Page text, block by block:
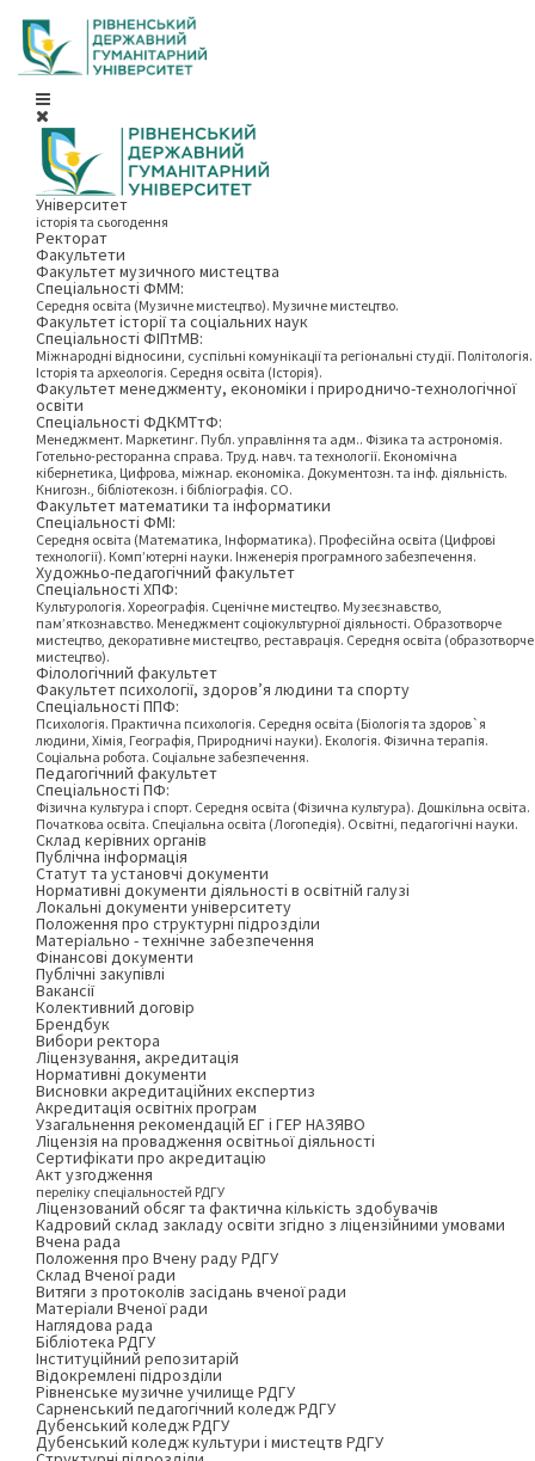
Університет
історія та сьогодення
Ректорат
Факультети
Факультет музичного мистецтва
Спеціальності ФММ:
Середня освіта (Музичне мистецтво). Музичне мистецтво.
Факультет історії та соціальних наук
Спеціальності ФІПтМВ:
Міжнародні відносини, суспільні комунікації та регіональні студії. Політологія.
Історія та археологія. Середня освіта (Історія).
Факультет менеджменту, економіки і природничо-технологічної
освіти
Спеціальності ФДКМТтФ:
Менеджмент. Маркетинг. Публ. управління та адм.. Фізика та астрономія.
Готельно-ресторанна справа. Труд. навч. та технології. Економічна
кібернетика, Цифрова, міжнар. економіка. Документозн. та інф. діяльність.
Книгозн., бібліотекозн. і бібліографія. СО.
Факультет математики та інформатики
Спеціальності ФМІ:
Середня освіта (Математика, Інформатика). Професійна освіта (Цифрові
технології). Комп’ютерні науки. Інженерія програмного забезпечення.
Художньо-педагогічний факультет
Спеціальності ХПФ:
Культурологія. Хореографія. Сценічне мистецтво. Музеєзнавство,
пам’яткознавство. Менеджмент соціокультурної діяльності. Образотворче
мистецтво, декоративне мистецтво, реставрація. Середня освіта (образотворче
мистецтво).
Філологічний факультет
Факультет психології, здоров’я людини та спорту
Спеціальності ППФ:
Психологія. Практична психологія. Середня освіта (Біологія та здоров`я
людини, Хімія, Географія, Природничі науки). Екологія. Фізична терапія.
Соціальна робота. Соціальне забезпечення.
Педагогічний факультет
Спеціальності ПФ:
Фізична культура і спорт. Середня освіта (Фізична культура). Дошкільна освіта.
Початкова освіта. Спеціальна освіта (Логопедія). Освітні, педагогічні науки.
Склад керівних органів
Публічна інформація
Статут та установчі документи
Нормативні документи діяльності в освітній галузі
Локальні документи університету
Положення про структурні підрозділи
Матеріально - технічне забезпечення
Фінансові документи
Публічні закупівлі
Вакансії
Колективний договір
Брендбук
Вибори ректора
Ліцензування, акредитація
Нормативні документи
Висновки акредитаційних експертиз
Акредитація освітніх програм
Узагальнення рекомендацій ЕГ і ГЕР НАЗЯВО
Ліцензія на провадження освітньої діяльності
Сертифікати про акредитацію
Акт узгодження
переліку спеціальностей РДГУ
Ліцензований обсяг та фактична кількість здобувачів
Кадровий склад закладу освіти згідно з ліцензійними умовами
Вчена рада
Положення про Вчену раду РДГУ
Склад Вченої ради
Витяги з протоколів засідань вченої ради
Матеріали Вченої ради
Наглядова рада
Бібліотека РДГУ
Інституційний репозитарій
Відокремлені підрозділи
Рівненське музичне училище РДГУ
Сарненський педагогічний коледж РДГУ
Дубенський коледж РДГУ
Дубенський коледж культури і мистецтв РДГУ